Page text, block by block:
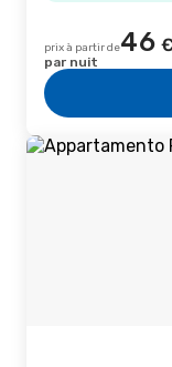
prix à partir de46
par nuit